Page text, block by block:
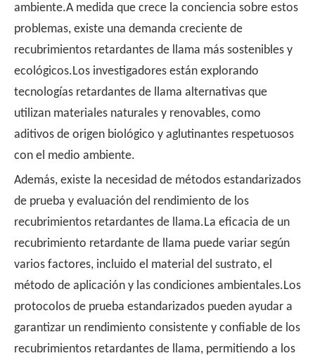
ambiente.A medida que crece la conciencia sobre estos
problemas, existe una demanda creciente de
recubrimientos retardantes de llama más sostenibles y
ecológicos.Los investigadores están explorando
tecnologías retardantes de llama alternativas que
utilizan materiales naturales y renovables, como
aditivos de origen biológico y aglutinantes respetuosos
con el medio ambiente.
Además, existe la necesidad de métodos estandarizados
de prueba y evaluación del rendimiento de los
recubrimientos retardantes de llama.La eficacia de un
recubrimiento retardante de llama puede variar según
varios factores, incluido el material del sustrato, el
método de aplicación y las condiciones ambientales.Los
protocolos de prueba estandarizados pueden ayudar a
garantizar un rendimiento consistente y confiable de los
recubrimientos retardantes de llama, permitiendo a los